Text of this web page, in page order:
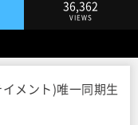
36,362
VIEWS
メント)唯一同期生